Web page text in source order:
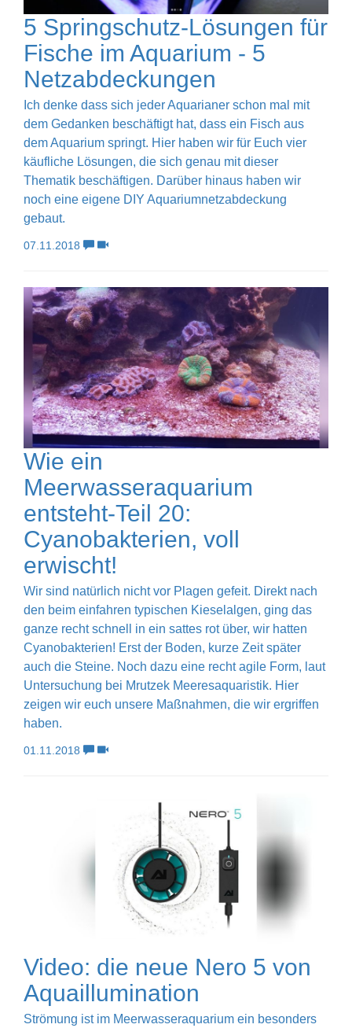
5 Springschutz-Lösungen für
Fische im Aquarium - 5
Netzabdeckungen
Ich denke dass sich jeder Aquarianer schon mal mit
dem Gedanken beschäftigt hat, dass ein Fisch aus
dem Aquarium springt. Hier haben wir für Euch vier
käufliche Lösungen, die sich genau mit dieser
Thematik beschäftigen. Darüber hinaus haben wir
noch eine eigene DIY Aquariumnetzabdeckung
gebaut.
07.11.2018
Wie ein
Meerwasseraquarium
entsteht-Teil 20:
Cyanobakterien, voll
erwischt!
Wir sind natürlich nicht vor Plagen gefeit. Direkt nach
den beim einfahren typischen Kieselalgen, ging das
ganze recht schnell in ein sattes rot über, wir hatten
Cyanobakterien! Erst der Boden, kurze Zeit später
auch die Steine. Noch dazu eine recht agile Form, laut
Untersuchung bei Mrutzek Meeresaquaristik. Hier
zeigen wir euch unsere Maßnahmen, die wir ergriffen
haben.
01.11.2018
Video: die neue Nero 5 von
Aquaillumination
Strömung ist im Meerwasseraquarium ein besonders